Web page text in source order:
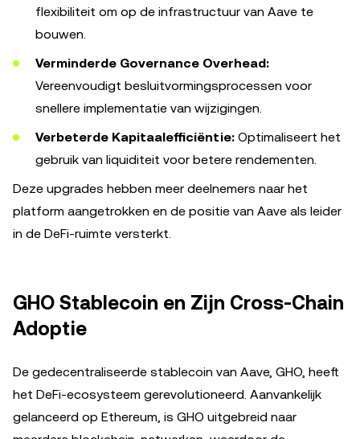
flexibiliteit om op de infrastructuur van Aave te
bouwen.
Verminderde Governance Overhead:
Vereenvoudigt besluitvormingsprocessen voor
snellere implementatie van wijzigingen.
Verbeterde Kapitaalefficiëntie: Optimaliseert het
gebruik van liquiditeit voor betere rendementen.
Deze upgrades hebben meer deelnemers naar het
platform aangetrokken en de positie van Aave als leider
in de DeFi-ruimte versterkt.
GHO Stablecoin en Zijn Cross-Chain
Adoptie
De gedecentraliseerde stablecoin van Aave, GHO, heeft
het DeFi-ecosysteem gerevolutioneerd. Aanvankelijk
gelanceerd op Ethereum, is GHO uitgebreid naar